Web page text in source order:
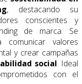
, destacando su
conscientes y
de marca. Se
comunicar valores
y crear campañas
social. Ideal
con el